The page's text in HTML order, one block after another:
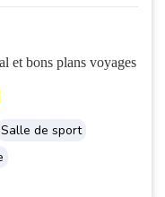
Salle de sport